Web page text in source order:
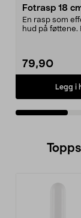
Fotrasp 18
En rasp som
hud på føttene.
79,90
Legg i